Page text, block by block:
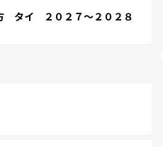
タイ ２０２７～２０２８